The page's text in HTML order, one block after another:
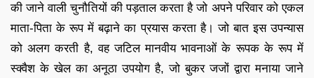
की जाने वाली चुनौतियों की पड़ताल करता है जो अपने परिवार को एकल
माता-पिता के रूप में बढ़ाने का प्रयास करता है। जो बात इस उपन्यास
को अलग करती है, वह जटिल मानवीय भावनाओं के रूपक के रूप में
स्क्वैश के खेल का अनूठा उपयोग है, जो बुकर जजों द्वारा मनाया जाने